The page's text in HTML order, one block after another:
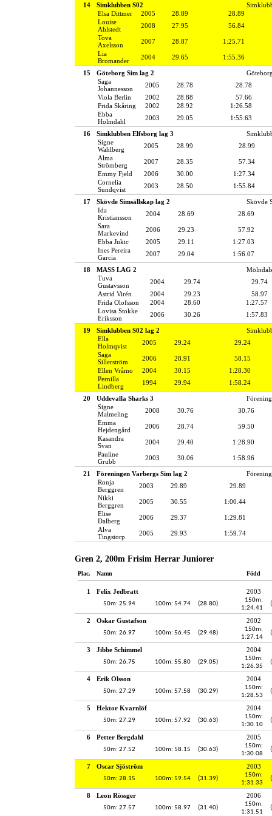
14
Simklubben S02
Elsa Dittmer
2005 28.89
28.89
Louise
Ahlstedt
2008 27.95
56.84
Tova
Axelsson
2007 28.87
1:25.71
Lia
Bromander
2004 29.65 1:55.36
15 Göteborg Sim lag 2
Saga
Johannesson
2005 28.78
28.78
Viola Berlin
2002 28.88
57.66
Frida Skåring
2002 28.92
1:26.58
Ebba
Holmdahl
2003 29.05 1:55.63
16 Simklubben Elfsborg lag 3
Signe
Wahlberg
2005 28.99
28.99
Alma
Strömberg
2007 28.35
57.34
Emmy Fjeld
2006 30.00
1:27.34
Cornelia
Sundqvist
2003 28.50 1:55.84
17 Skövde Simsällskap lag 2
Skövde
Ida
Kristiansson
2004 28.69
28.69
Sara
Markevind
2006 29.23
57.92
Ebba Jukic
2005 29.11
1:27.03
Ines Pereira
Garcia
2007 29.04 1:56.07
18 MASS LAG 2
Tuva
Gustavsson
2004 29.74
29.74
Astrid Virén
2004 29.23
58.97
Frida Olofsson
2004 28.60
1:27.57
Lovisa Stokke
Eriksson
2006 30.26 1:57.83
19 Simklubben S02 lag 2
Ella
Holmqvist
2005 29.24
29.24
Saga
Sillerström
2006 28.91
58.15
Ellen Vråmo
2004 30.15
1:28.30
Pernilla
Lindberg
1994 29.94 1:58.24
20 Uddevalla Sharks 3
Signe
Malmeling
2008 30.76
30.76
Emma
Hejdengård
2006 28.74
59.50
Kasandra
Svan
2004 29.40
1:28.90
Pauline
Grubb
2003 30.06 1:58.96
21 Föreningen Varbergs Sim lag 2
Ronja
Berggren
2003 29.89
29.89
Nikki
Berggren
2005 30.55
1:00.44
Elise
Dalberg
2006 29.37
1:29.81
Alva
Tingstorp
2005 29.93 1:59.74
Gren 2, 200m Frisim Herrar Juniorer
Plac. Namn Född
1 Felix Jedbratt 2003
50m: 25.94 100m: 54.74 (28.80)
150m:
1:24.41
2 Oskar Gustafson 2002
50m: 26.97 100m: 56.45 (29.48)
150m:
1:27.14
3 Jibbe Schimmel 2004
50m: 26.75 100m: 55.80 (29.05)
150m:
1:26.35
4 Erik Olsson 2004
50m: 27.29 100m: 57.58 (30.29)
150m:
1:28.53
5 Hektor Kvarnlöf 2004
50m: 27.29 100m: 57.92 (30.63)
150m:
1:30.10
6 Petter Bergdahl 2005
50m: 27.52 100m: 58.15 (30.63)
150m:
1:30.08
7 Oscar Sjöström 2003
50m: 28.15 100m: 59.54 (31.39)
150m:
1:31.33
8 Leon Rössger 2006
50m: 27.57 100m: 58.97 (31.40)
150m:
1:31.51